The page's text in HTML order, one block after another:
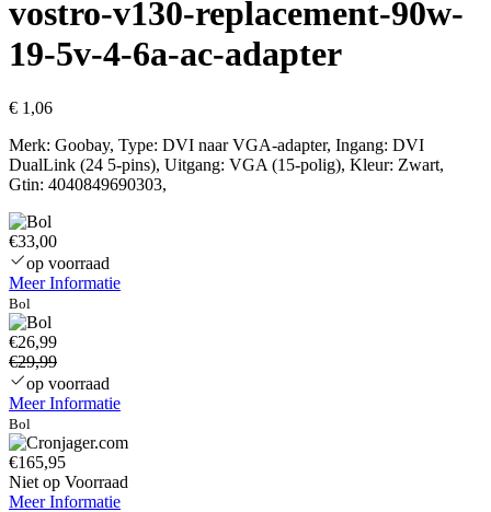
vostro-v130-replacement-90w-
19-5v-4-6a-ac-adapter
€ 1,06
Merk: Goobay, Type: DVI naar VGA-adapter, Ingang: DVI
DualLink (24 5-pins), Uitgang: VGA (15-polig), Kleur: Zwart,
Gtin: 4040849690303,
€33,00
op voorraad
Meer Informatie
Bol
€26,99
€29,99
op voorraad
Meer Informatie
Bol
€165,95
Niet op Voorraad
Meer Informatie